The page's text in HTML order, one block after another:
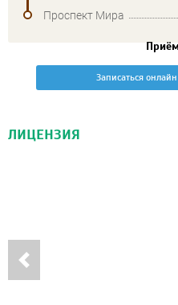
Записаться онлайн
Проспект Мира
ЛИЦЕНЗИЯ